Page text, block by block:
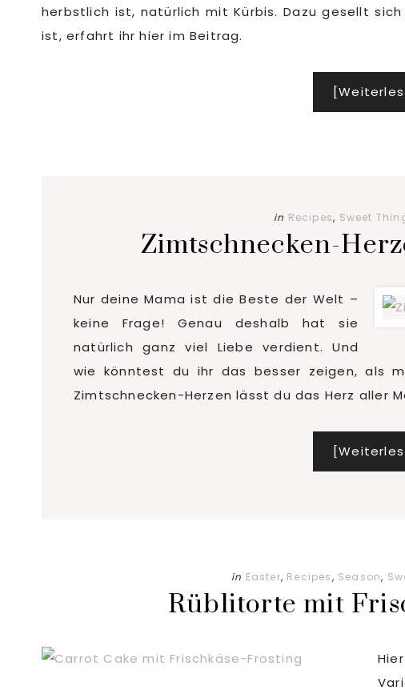
herbstlich ist, natürlich mit Kürbis. Dazu gesellt
ist, erfahrt ihr hier im Beitrag.
in Recipes, Sweet
Zimtschnecken-
Nur deine Mama ist die Beste der Welt –
keine Frage! Genau deshalb hat sie
natürlich ganz viel Liebe verdient. Und
wie könntest du ihr das besser zeigen, als
Zimtschnecken-Herzen lässt du das Herz aller
in Easter, Recipes, Season,
Rüblitorte mit